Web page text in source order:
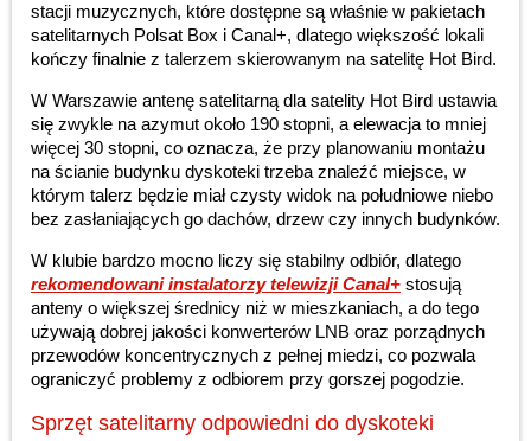
stacji muzycznych, które dostępne są właśnie w pakietach
satelitarnych Polsat Box i Canal+, dlatego większość lokali
kończy finalnie z talerzem skierowanym na satelitę Hot Bird.
W Warszawie antenę satelitarną dla satelity Hot Bird ustawia
się zwykle na azymut około 190 stopni, a elewacja to mniej
więcej 30 stopni, co oznacza, że przy planowaniu montażu
na ścianie budynku dyskoteki trzeba znaleźć miejsce, w
którym talerz będzie miał czysty widok na południowe niebo
bez zasłaniających go dachów, drzew czy innych budynków.
W klubie bardzo mocno liczy się stabilny odbiór, dlatego
rekomendowani instalatorzy telewizji Canal+ stosują
anteny o większej średnicy niż w mieszkaniach, a do tego
używają dobrej jakości konwerterów LNB oraz porządnych
przewodów koncentrycznych z pełnej miedzi, co pozwala
ograniczyć problemy z odbiorem przy gorszej pogodzie.
Sprzęt satelitarny odpowiedni do dyskoteki